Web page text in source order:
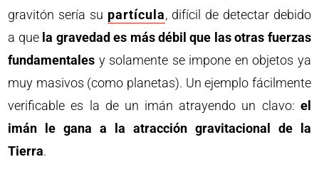
gravitón sería su partícula, difícil de detectar debido
a que la gravedad es más débil que las otras fuerzas
fundamentales y solamente se impone en objetos ya
muy masivos (como planetas). Un ejemplo fácilmente
verificable es la de un imán atrayendo un clavo: el
imán le gana a la atracción gravitacional de la
Tierra.